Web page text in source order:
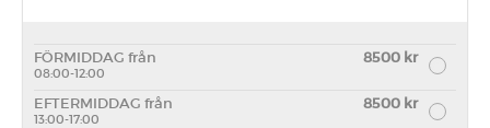
FÖRMIDDAG från 8500 kr
08:00-12:00
EFTERMIDDAG från 8500 kr
13:00-17:00